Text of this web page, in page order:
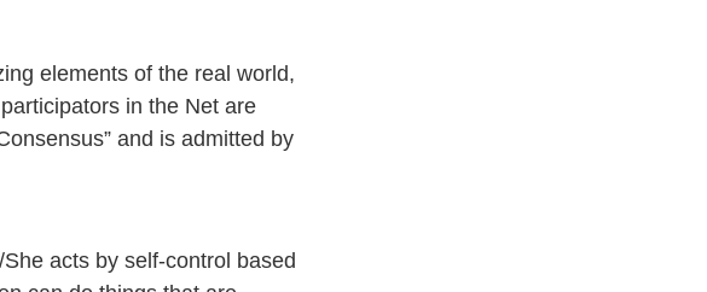
elements of the real world,
in the Net are
and is admitted by
acts by self-control based